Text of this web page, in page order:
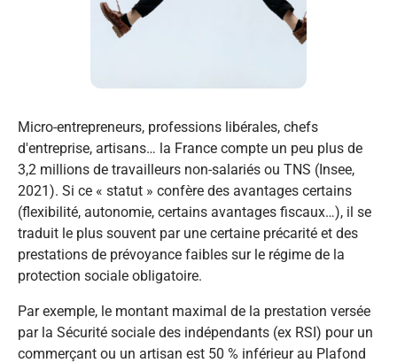
Micro-entrepreneurs, professions libérales, chefs
d'entreprise, artisans… la France compte un peu plus de
3,2 millions de travailleurs non-salariés ou TNS (Insee,
2021). Si ce « statut » confère des avantages certains
(flexibilité, autonomie, certains avantages fiscaux…), il se
traduit le plus souvent par une certaine précarité et des
prestations de prévoyance faibles sur le régime de la
protection sociale obligatoire.
Par exemple, le montant maximal de la prestation versée
par la Sécurité sociale des indépendants (ex RSI) pour un
commerçant ou un artisan est 50 % inférieur au Plafond